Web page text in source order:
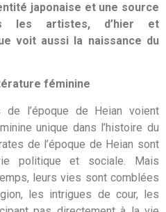
japonaise et une source
les artistes, d’hier et
voit aussi la naissance du
féminine
l’époque de Heian voient
unique dans l’histoire du
de l’époque de Heian sont
politique et sociale. Mais
leurs vies sont comblées
les intrigues de cour, les